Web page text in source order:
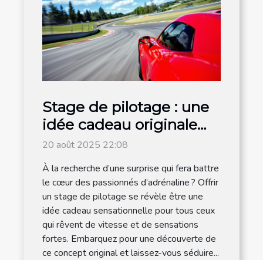
Stage de pilotage : une
idée cadeau originale
pour les amateurs de
vitesse
20 août 2025 22:08
À la recherche d’une surprise qui fera battre
le cœur des passionnés d’adrénaline ? Offrir
un stage de pilotage se révèle être une
idée cadeau sensationnelle pour tous ceux
qui rêvent de vitesse et de sensations
fortes. Embarquez pour une découverte de
ce concept original et laissez-vous séduire...